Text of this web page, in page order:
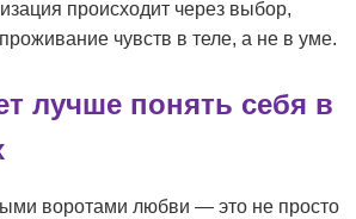
происходит через выбор,
чувств в теле, а не в уме.
лучше понять себя в
воротами любви — это не просто